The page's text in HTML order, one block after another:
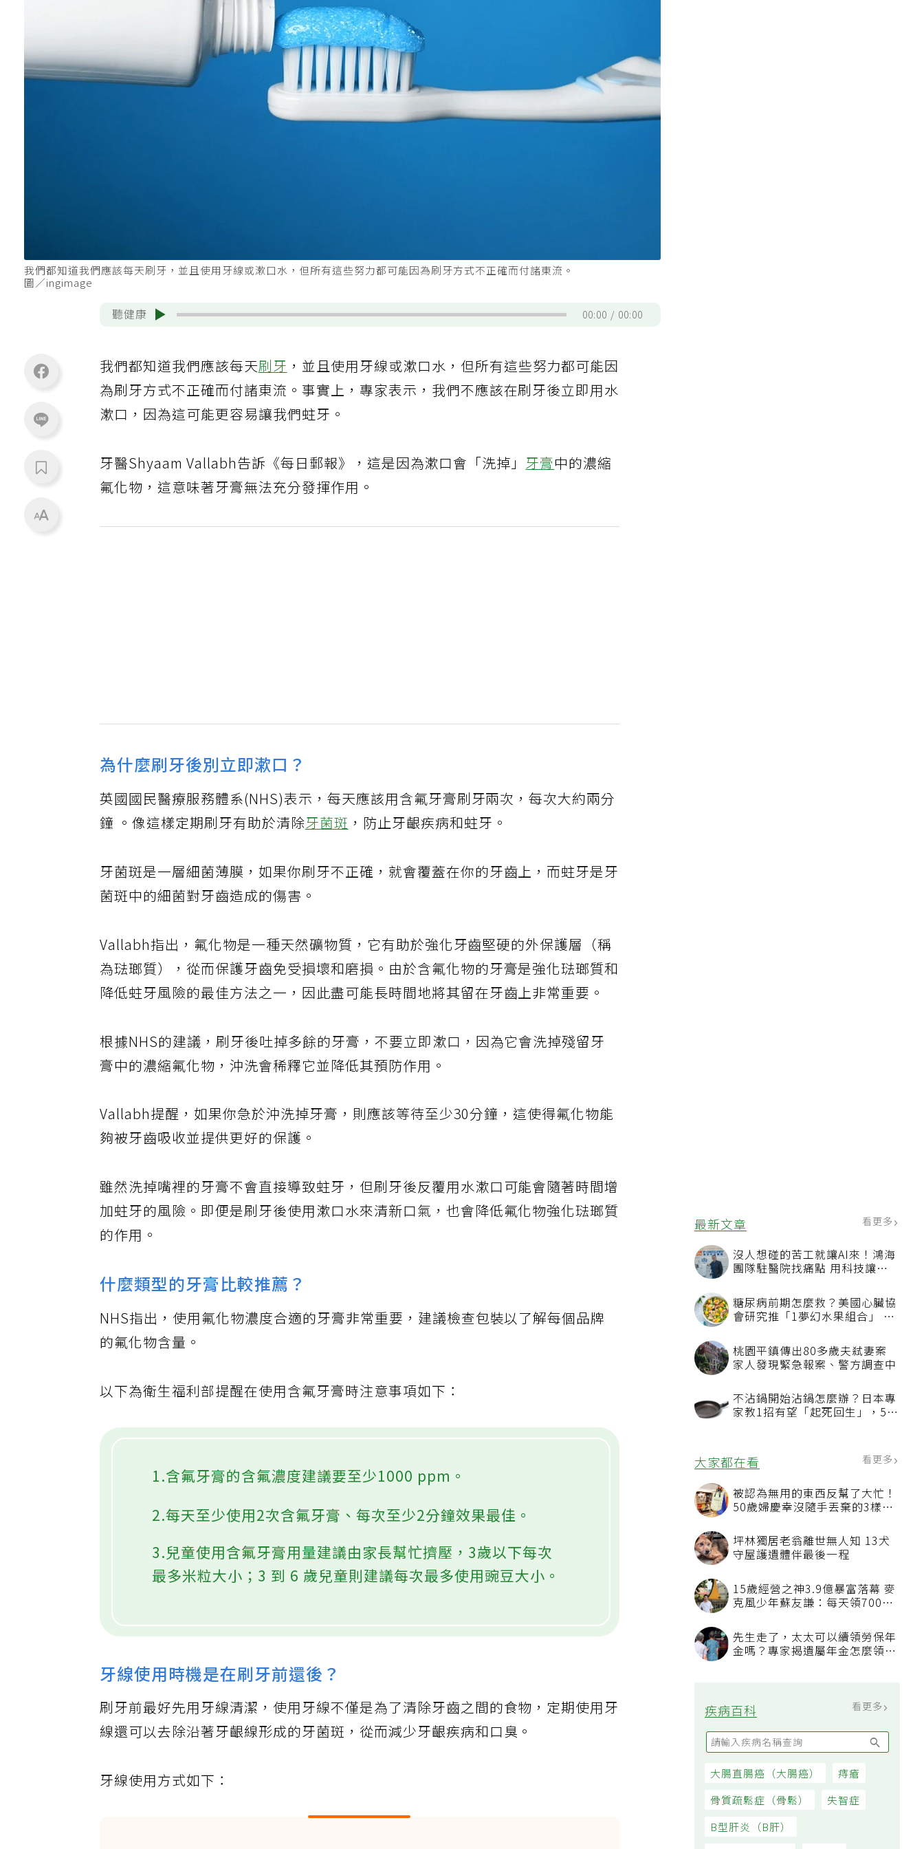
最新文章 看更多
沒人想碰的苦工就讓AI來！鴻海
團隊駐醫院找痛點 用科技讓醫
糖尿病前期怎麼救？美國心臟協
會研究推「1夢幻水果組合」 酪
桃園平鎮傳出80多歲夫弒妻案
家人發現緊急報案、警方調查中
不沾鍋開始沾鍋怎麼辦？日本專
家教1招有望「起死回生」，5情
大家都在看
被認為無用的東西反幫了大忙！
50歲婦慶幸沒隨手丟棄的3樣物
坪林獨居老翁離世無人知 13犬
守屋護遺體伴最後一程
15歲經營之神3.9億暴富落幕 麥
克風少年蘇友謙：每天領700元
先生走了，太太可以續領勞保年
疾病百科
我們都知道我們應該每天刷牙，並且使用牙線或漱口水，但所有這些努力都可能因為刷牙方式不正確而付諸東流。
圖／ingimage
聽健康 00:00 00:00
我們都知道我們應該每天刷牙 ，並且使用牙線或漱口水，但所有這些努力都可能因
為刷牙方式不正確而付諸東流。事實上，專家表示，我們不應該在刷牙後立即用水
漱口，因為這可能更容易讓我們蛀牙。
牙醫Shyaam Vallabh告訴《每日郵報》，這是因為漱口會「洗掉」牙膏中的濃縮
氟化物，這意味著牙膏無法充分發揮作用。
為什麼刷牙後別立即漱口？
英國國民醫療服務體系(NHS)表示，每天應該用含氟牙膏刷牙兩次，每次大約兩分
鐘 。像這樣定期刷牙有助於清除牙菌斑 ，防止牙齦疾病和蛀牙。
牙菌斑是一層細菌薄膜，如果你刷牙不正確，就會覆蓋在你的牙齒上，而蛀牙是牙
菌斑中的細菌對牙齒造成的傷害。
Vallabh指出，氟化物是一種天然礦物質，它有助於強化牙齒堅硬的外保護層（稱
為琺瑯質），從而保護牙齒免受損壞和磨損。由於含氟化物的牙膏是強化琺瑯質和
降低蛀牙風險的最佳方法之一，因此盡可能長時間地將其留在牙齒上非常重要。
根據NHS的建議，刷牙後吐掉多餘的牙膏，不要立即漱口，因為它會洗掉殘留牙
膏中的濃縮氟化物，沖洗會稀釋它並降低其預防作用。
Vallabh提醒，如果你急於沖洗掉牙膏，則應該等待至少30分鐘，這使得氟化物能
夠被牙齒吸收並提供更好的保護。
雖然洗掉嘴裡的牙膏不會直接導致蛀牙，但刷牙後反覆用水漱口可能會隨著時間增
加蛀牙的風險。即便是刷牙後使用漱口水來清新口氣，也會降低氟化物強化琺瑯質
的作用。
什麼類型的牙膏比較推薦？
NHS指出，使用氟化物濃度合適的牙膏非常重要，建議檢查包裝以了解每個品牌
的氟化物含量。
以下為衛生福利部提醒在使用含氟牙膏時注意事項如下：
1.含氟牙膏的含氟濃度建議要至少1000 ppm。
2.每天至少使用2次含氟牙膏、每次至少2分鐘效果最佳。
3.兒童使用含氟牙膏用量建議由家長幫忙擠壓，3歲以下每次
最多米粒大小；3 到 6 歲兒童則建議每次最多使用豌豆大小。
牙線使用時機是在刷牙前還後？
刷牙前最好先用牙線清潔，使用牙線不僅是為了清除牙齒之間的食物，定期使用牙
線還可以去除沿著牙齦線形成的牙菌斑，從而減少牙齦疾病和口臭。
牙線使用方式如下：